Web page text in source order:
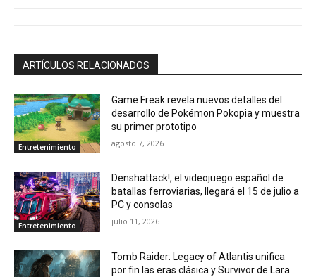
ARTÍCULOS RELACIONADOS
Entretenimiento
Game Freak revela nuevos detalles del
desarrollo de Pokémon Pokopia y muestra
su primer prototipo
agosto 7, 2026
Entretenimiento
Denshattack!, el videojuego español de
batallas ferroviarias, llegará el 15 de julio a
PC y consolas
julio 11, 2026
Tomb Raider: Legacy of Atlantis unifica
por fin las eras clásica y Survivor de Lara